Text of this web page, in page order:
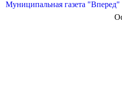
Муниципальная газета "Вперед"